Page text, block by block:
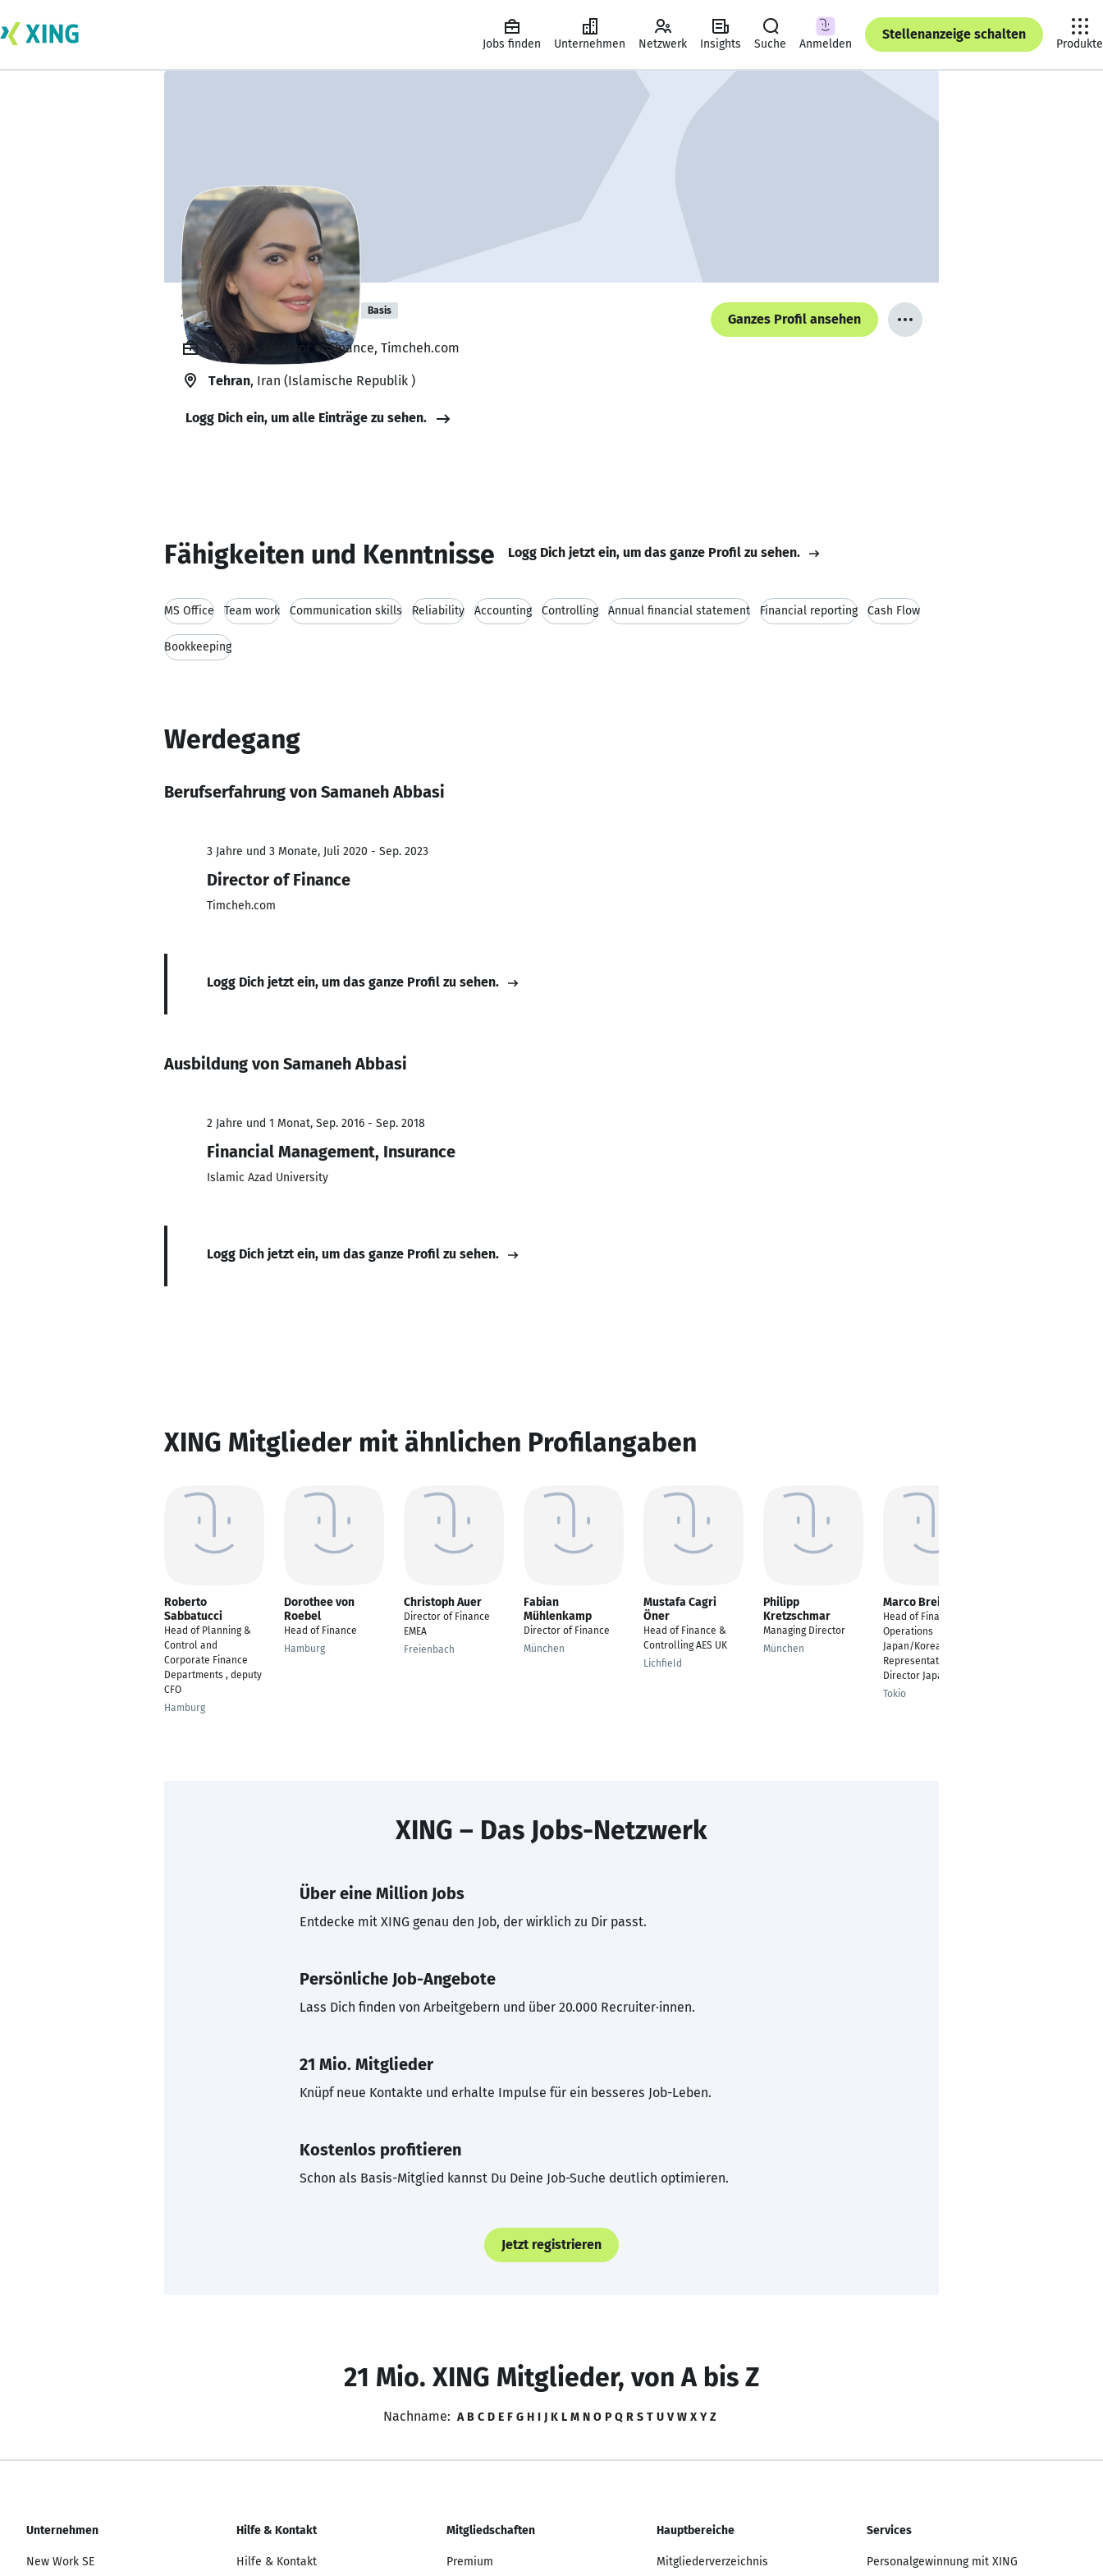
Jobs finden Unternehmen Netzwerk Insights Suche Anmelden
Stellenanzeige schalten
Produkte
Samaneh Abbasi Basis
Ganzes Profil ansehen
Bis 2023, Director of Finance, Timcheh.com
Tehran, Iran (Islamische Republik )
Logg Dich ein, um alle Einträge zu sehen.
Fähigkeiten und Kenntnisse Logg Dich jetzt ein, um das ganze Profil zu sehen.
MS Office Team work Communication skills Reliability Accounting Controlling Annual financial statement Financial reporting Cash Flow
Bookkeeping
Werdegang
Berufserfahrung von Samaneh Abbasi
3 Jahre und 3 Monate, Juli 2020 - Sep. 2023
Director of Finance
Timcheh.com
Logg Dich jetzt ein, um das ganze Profil zu sehen.
Ausbildung von Samaneh Abbasi
2 Jahre und 1 Monat, Sep. 2016 - Sep. 2018
Financial Management, Insurance
Islamic Azad University
Logg Dich jetzt ein, um das ganze Profil zu sehen.
XING Mitglieder mit ähnlichen Profilangaben
Roberto
Sabbatucci
Head of Planning &
Control and
Corporate Finance
Departments , deputy
CFO
Hamburg
Dorothee von
Roebel
Head of Finance
Hamburg
Christoph Auer
Director of Finance
EMEA
Freienbach
Fabian
Mühlenkamp
Director of Finance
München
Mustafa Cagri
Öner
Head of Finance &
Controlling AES UK
Lichfield
Philipp
Kretzschmar
Managing Director
München
Marco Breitfeld
Head of Finance &
Operations
Japan/Korea,
Representative
Director Japan
Tokio
XING – Das Jobs-Netzwerk
Über eine Million Jobs
Entdecke mit XING genau den Job, der wirklich zu Dir passt.
Persönliche Job-Angebote
Lass Dich finden von Arbeitgebern und über 20.000 Recruiter·innen.
21 Mio. Mitglieder
Knüpf neue Kontakte und erhalte Impulse für ein besseres Job-Leben.
Kostenlos profitieren
Schon als Basis-Mitglied kannst Du Deine Job-Suche deutlich optimieren.
Jetzt registrieren
21 Mio. XING Mitglieder, von A bis Z
Nachname: A B C D E F G H I J K L M N O P Q R S T U V W X Y Z
Unternehmen
New Work SE
Hilfe & Kontakt
Hilfe & Kontakt
Mitgliedschaften
Premium
Hauptbereiche
Mitgliederverzeichnis
Services
Personalgewinnung mit XING